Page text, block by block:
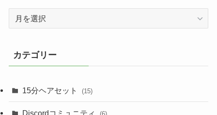
ブ
カテゴリー
15分ヘアセット (15)
Discordコミュニティ